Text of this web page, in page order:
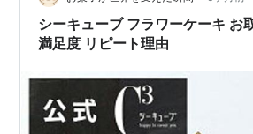
シーキューブ フラワーケーキ お
満足度 リピート理由